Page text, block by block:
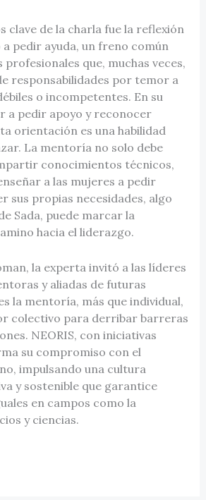
clave de la charla fue la reflexión
pedir ayuda, un freno común
que, muchas veces,
responsabilidades por temor a
o incompetentes. En su
a pedir apoyo y reconocer
orientación es una habilidad
La mentoría no solo debe
conocimientos técnicos,
a las mujeres a pedir
sus propias necesidades, algo
Sada, puede marcar la
hacia el liderazgo.
la experta invitó a las líderes
y aliadas de futuras
la mentoría, más que individual,
colectivo para derribar barreras
NEORIS, con iniciativas
su compromiso con el
impulsando una cultura
y sostenible que garantice
en campos como la
y ciencias.